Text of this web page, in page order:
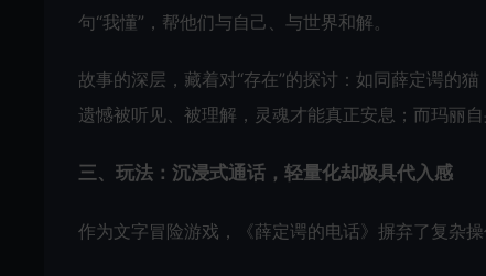
句“我懂”，帮他们与自己、与世界和解。
故事的深层，藏着对“存在”的探讨：如同薛定谔的
遗憾被听见、被理解，灵魂才能真正安息；而玛丽
三、玩法：沉浸式通话，轻量化却极具代入感
作为文字冒险游戏，《薛定谔的电话》摒弃了复杂